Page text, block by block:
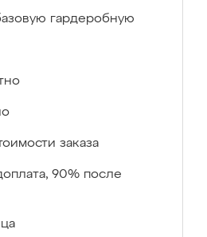
гардеробную
заказа
90% после